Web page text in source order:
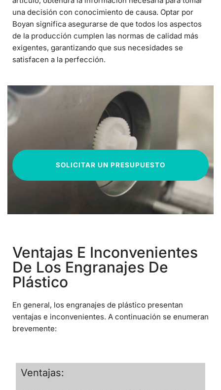
una decisión con conocimiento de causa. Optar por
Boyan significa asegurarse de que todos los aspectos
de la producción cumplen las normas de calidad más
exigentes, garantizando que sus necesidades se
satisfacen a la perfección.
SOLICITAR UN PRESUPUESTO
Ventajas E Inconvenientes
De Los Engranajes De
Plástico
En general, los engranajes de plástico presentan
ventajas e inconvenientes. A continuación se enumeran
brevemente:
Ventajas: